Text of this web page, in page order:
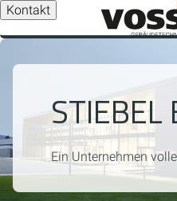
Kontakt
STIEBEL
Ein Unternehmen